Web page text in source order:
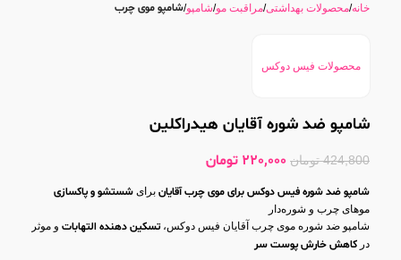
خانه محصولات بهداشتی مراقبت مو شامپو شامپو موی چرب
محصولات فیس دوکس
شامپو ضد شوره آقایان هیدراکلین
424,800 تومان 220,000 تومان
شامپو ضد شوره فیس دوکس برای موی چرب آقایان برای شستشو و پاکسازی
موهای چرب و شوره‌دار
شامپو ضد شوره موی چرب آقایان فیس دوکس، تسکین دهنده التهابات و موثر
در کاهش خارش پوست سر